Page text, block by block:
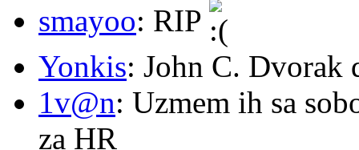
smayoo: RIP
Yonkis: John C. Dvorak
1v@n: Uzmem ih sa
za HR